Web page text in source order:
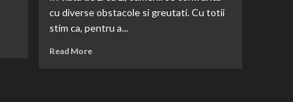
Radio
România
Actualități:
cu diverse obstacole si greutati. Cu totii
stim ca, pentru a...
Read MoreRead